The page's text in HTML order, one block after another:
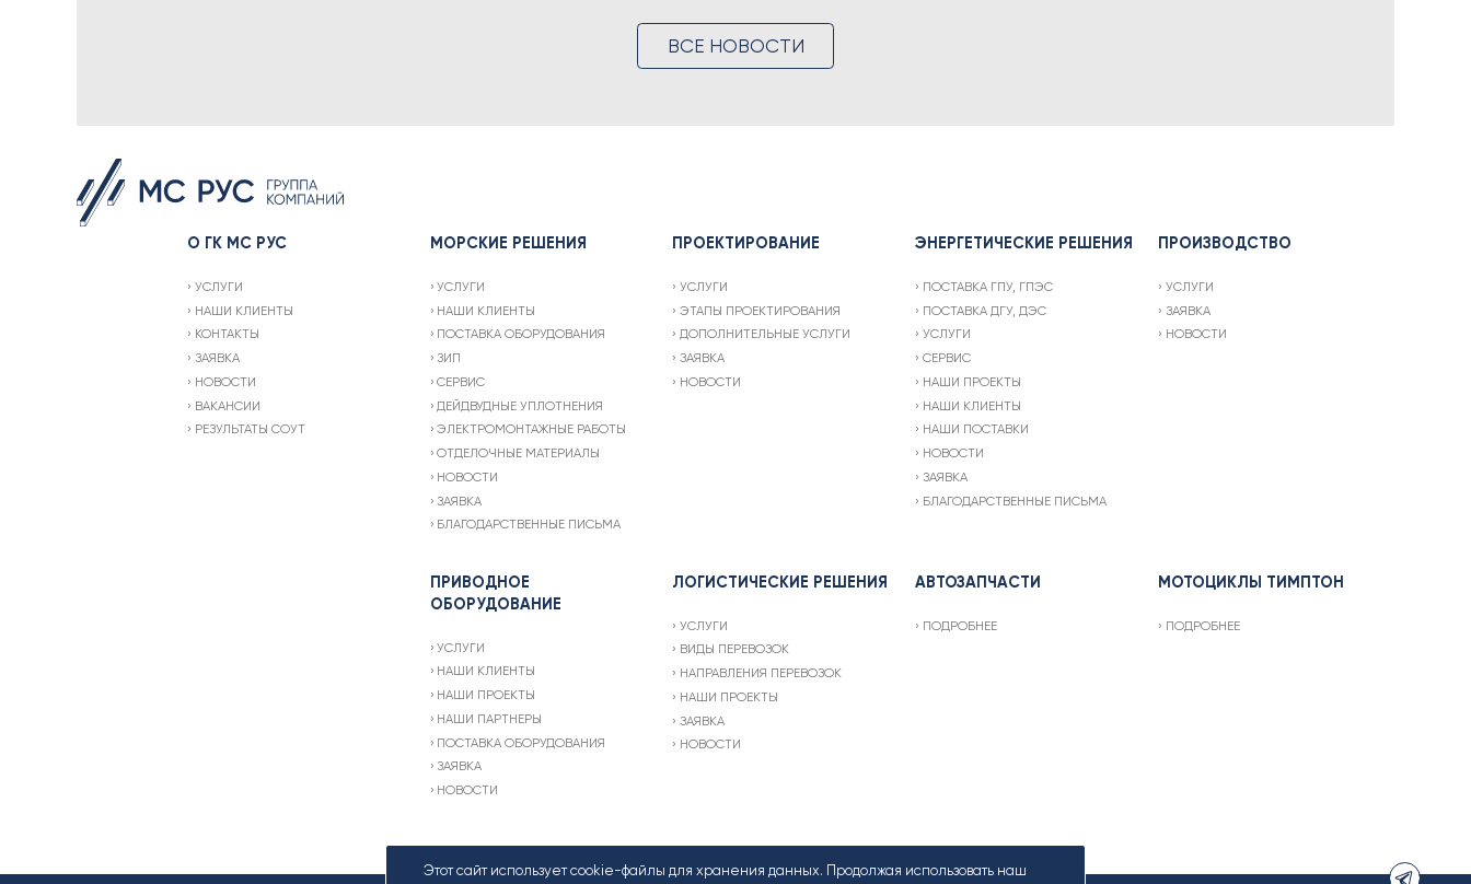
ВСЕ НОВОСТИ
О ГК МС РУС
УСЛУГИ
НАШИ КЛИЕНТЫ
КОНТАКТЫ
ЗАЯВКА
НОВОСТИ
ВАКАНСИИ
РЕЗУЛЬТАТЫ СОУТ
МОРСКИЕ РЕШЕНИЯ
УСЛУГИ
НАШИ КЛИЕНТЫ
ПОСТАВКА ОБОРУДОВАНИЯ
ЗИП
СЕРВИС
ДЕЙДВУДНЫЕ УПЛОТНЕНИЯ
ЭЛЕКТРОМОНТАЖНЫЕ РАБОТЫ
ОТДЕЛОЧНЫЕ МАТЕРИАЛЫ
НОВОСТИ
ЗАЯВКА
БЛАГОДАРСТВЕННЫЕ ПИСЬМА
ПРОЕКТИРОВАНИЕ
УСЛУГИ
ЭТАПЫ ПРОЕКТИРОВАНИЯ
ДОПОЛНИТЕЛЬНЫЕ УСЛУГИ
ЗАЯВКА
НОВОСТИ
ЭНЕРГЕТИЧЕСКИЕ РЕШЕНИЯ
ПОСТАВКА ГПУ, ГПЭС
ПОСТАВКА ДГУ, ДЭС
УСЛУГИ
СЕРВИС
НАШИ ПРОЕКТЫ
НАШИ КЛИЕНТЫ
НАШИ ПОСТАВКИ
НОВОСТИ
ЗАЯВКА
БЛАГОДАРСТВЕННЫЕ ПИСЬМА
ПРОИЗВОДСТВО
УСЛУГИ
ЗАЯВКА
НОВОСТИ
ПРИВОДНОЕ
ОБОРУДОВАНИЕ
УСЛУГИ
НАШИ КЛИЕНТЫ
НАШИ ПРОЕКТЫ
НАШИ ПАРТНЕРЫ
ПОСТАВКА ОБОРУДОВАНИЯ
ЗАЯВКА
НОВОСТИ
ЛОГИСТИЧЕСКИЕ РЕШЕНИЯ
УСЛУГИ
ВИДЫ ПЕРЕВОЗОК
НАПРАВЛЕНИЯ ПЕРЕВОЗОК
НАШИ ПРОЕКТЫ
ЗАЯВКА
НОВОСТИ
АВТОЗАПЧАСТИ
ПОДРОБНЕЕ
МОТОЦИКЛЫ ТИМПТОН
ПОДРОБНЕЕ
Этот сайт использует cookie-файлы для хранения данных. Продолжая использовать наш